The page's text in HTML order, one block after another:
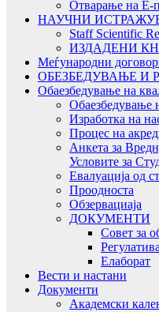
Отварање на Е-
НАУЧНИ
Staff Scientific
ИЗДАДЕНИ
Меѓународни
ОБЕЗБЕДУВАЊЕ И
Обаезбедување на
Обаезбедување
Изработка на
Процес на
Анкета за
Условите за
Евалуација од
Проодноста
Обзервациаја
ДОКУМЕНТИ
Совет за
Елаборат
Вести и настани
Документи
Академски